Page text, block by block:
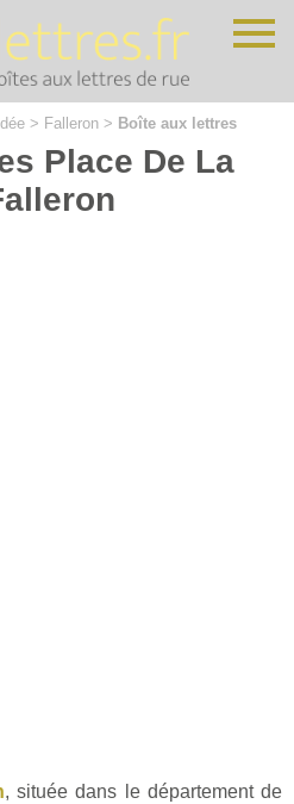
> Falleron > Boîte aux lettres
Place De La
, située dans le département de